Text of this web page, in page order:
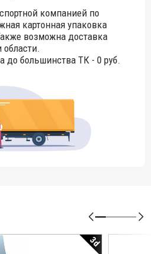
компанией по
картонная упаковка
возможна доставка
до большинства ТК - 0 руб.
3d